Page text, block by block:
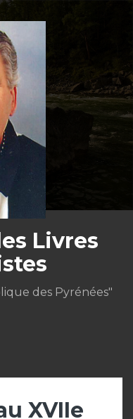
Livres
des Pyrénées"
XVIIe